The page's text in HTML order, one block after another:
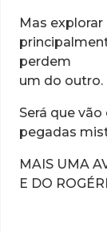
Mas
perdem
um do outro.
Será que
pegadas
MAIS UMA
E DO